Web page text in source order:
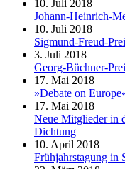
10. Juli 2018
Johann-Heinrich-
10. Juli 2018
Sigmund-Freud-
3. Juli 2018
Georg-Büchner-
17. Mai 2018
»Debate on
17. Mai 2018
Neue Mitglieder in
Dichtung
10. April 2018
Frühjahrstagung in